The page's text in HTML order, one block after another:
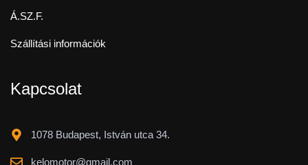
Á.SZ.F.
Szállítási információk
Kapcsolat
1078 Budapest, István utca 34.
kelomotor@gmail.com